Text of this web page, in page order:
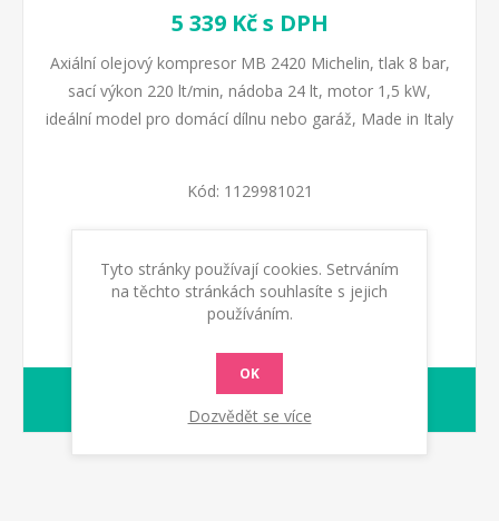
5 339 Kč s DPH
Axiální olejový kompresor MB 2420 Michelin, tlak 8 bar,
sací výkon 220 lt/min, nádoba 24 lt, motor 1,5 kW,
ideální model pro domácí dílnu nebo garáž, Made in Italy
Kód: 1129981021
dodací lhůta :1-2 dny
Tyto stránky používají cookies. Setrváním
na těchto stránkách souhlasíte s jejich
používáním.
OK
Dozvědět se více